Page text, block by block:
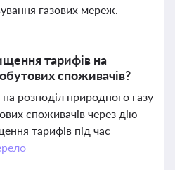
газових мереж.
тарифів на
споживачів?
розподіл природного газу
споживачів через дію
тарифів під час